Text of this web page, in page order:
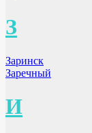
З
Заринск
Заречный
И